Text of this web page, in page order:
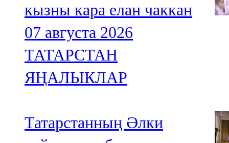
кызны кара елан чаккан
07 августа 2026
ТАТАРСТАН
ЯҢАЛЫКЛАР
Татарстанның Әлки